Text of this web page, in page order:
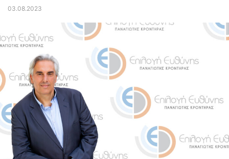
03.08.2023